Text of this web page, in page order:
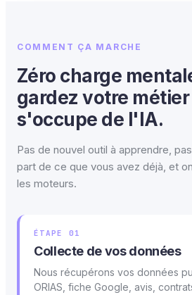
COMMENT ÇA MARCHE
Zéro charge
gardez votre
s'occupe de l'IA.
Pas de nouvel outil à apprendre,
part de ce que vous avez déjà, et
les moteurs.
ÉTAPE 01
Collecte de vos données
Nous récupérons vos données
ORIAS, fiche Google, avis,